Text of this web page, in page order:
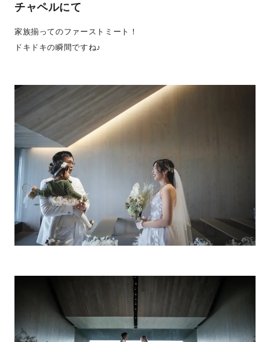
チャペルにて
家族揃ってのファーストミート！
ドキドキの瞬間ですね♪